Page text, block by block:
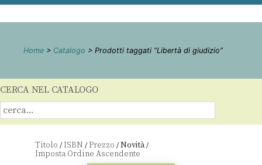
Home > Catalogo > Prodotti taggati “Libertà di giudizio”
CERCA NEL CATALOGO
Titolo /ISBN /Prezzo /Novità/